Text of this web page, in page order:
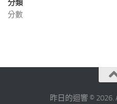
分類
分數
昨日的迴響 © 2026.